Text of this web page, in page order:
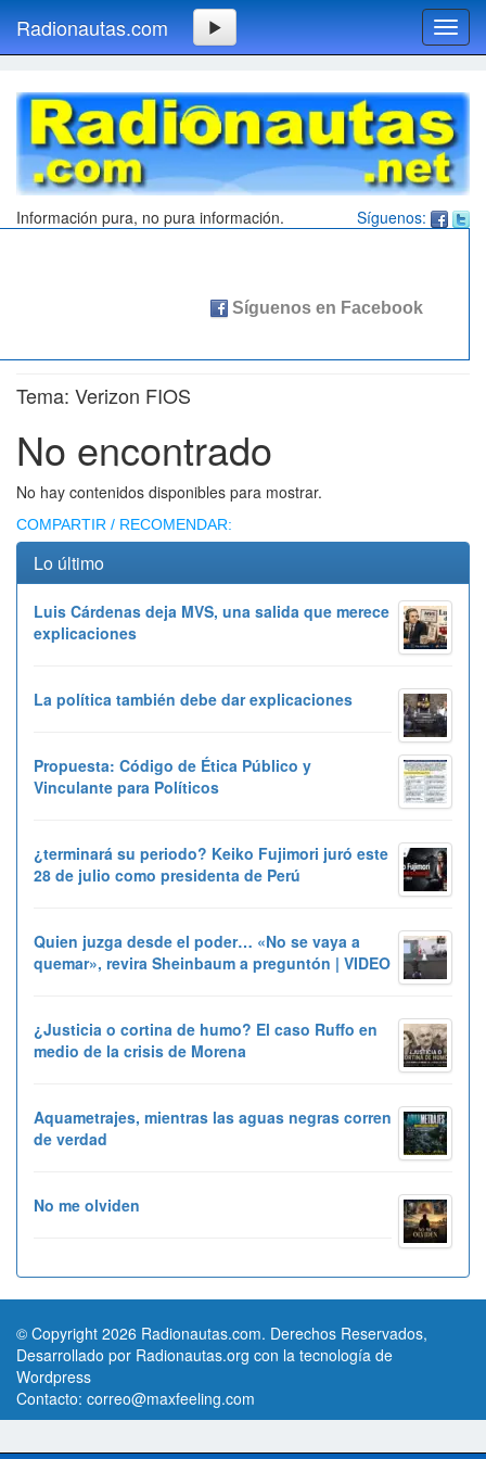
Radionautas.com
Síguenos:
Información pura, no pura información.
Tema: Verizon FIOS
No encontrado
No hay contenidos disponibles para mostrar.
COMPARTIR / RECOMENDAR:
Lo último
Luis Cárdenas deja MVS, una salida que merece
explicaciones
La política también debe dar explicaciones
Propuesta: Código de Ética Público y
Vinculante para Políticos
¿terminará su periodo? Keiko Fujimori juró este
28 de julio como presidenta de Perú
Quien juzga desde el poder… «No se vaya a
quemar», revira Sheinbaum a preguntón | VIDEO
¿Justicia o cortina de humo? El caso Ruffo en
medio de la crisis de Morena
Aquametrajes, mientras las aguas negras corren
de verdad
No me olviden
© Copyright 2026 Radionautas.com. Derechos Reservados,
Desarrollado por Radionautas.org con la tecnología de
Wordpress
Contacto: correo@maxfeeling.com